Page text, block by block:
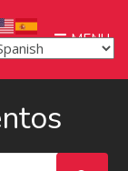
MENU